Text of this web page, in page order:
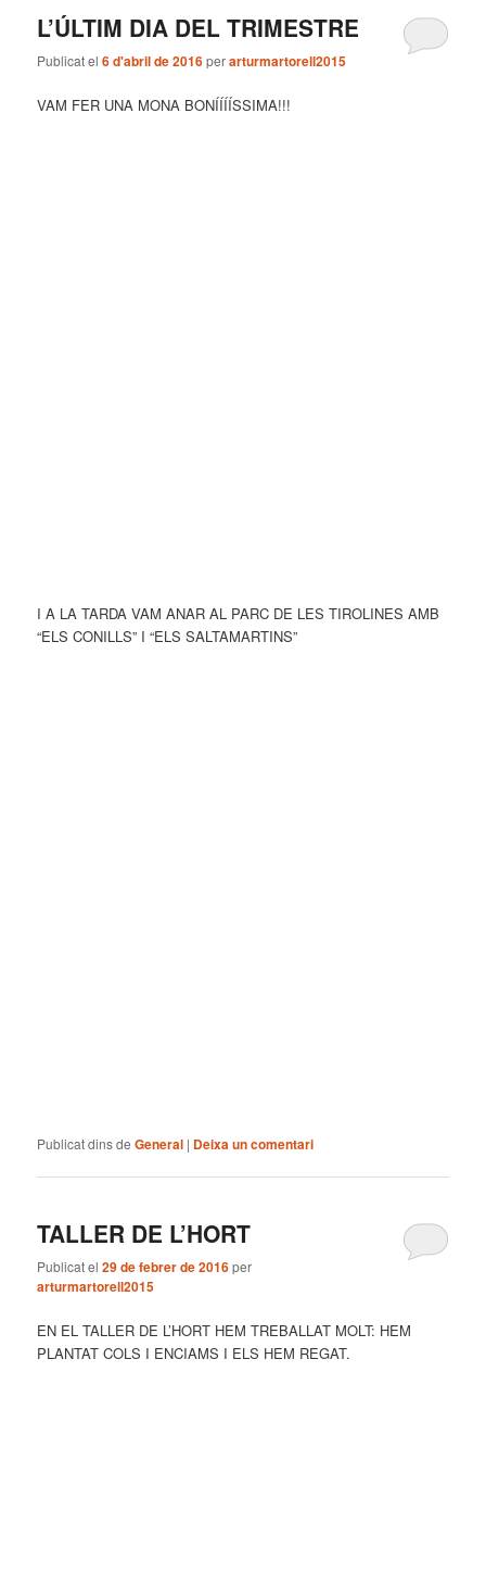
L’ÚLTIM DIA DEL TRIMESTRE
Publicat el6 d'abril de 2016perarturmartorell2015
VAM FER UNA MONA BONÍÍÍÍSSIMA!!!
I A LA TARDA VAM ANAR AL PARC DE LES TIROLINES AMB
“ELS CONILLS” I “ELS SALTAMARTINS”
Publicat dins de General | Deixa un comentari
TALLER DE L’HORT
Publicat el29 de febrer de 2016per
arturmartorell2015
EN EL TALLER DE L’HORT HEM TREBALLAT MOLT: HEM
PLANTAT COLS I ENCIAMS I ELS HEM REGAT.